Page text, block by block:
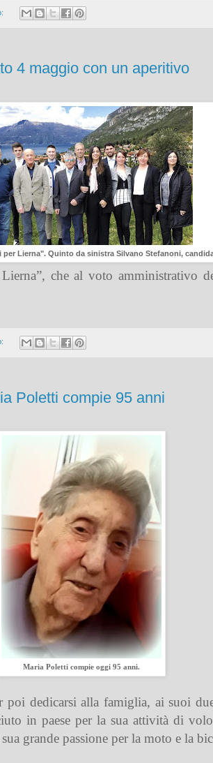
4 maggio con un aperitivo
per Lierna". Quinto da sinistra Silvano Stefanoni,
che al voto amministrativo
Poletti compie 95 anni
Maria Poletti compie oggi 95 anni.
poi dedicarsi alla famiglia, ai suoi
in paese per la sua attività di
grande passione per la moto e la